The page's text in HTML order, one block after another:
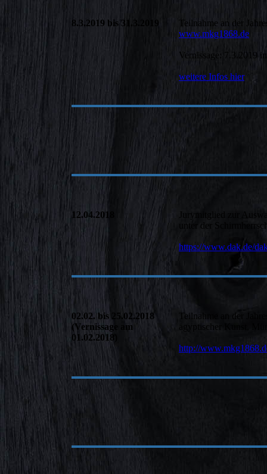
8.3.2019 bis 31.3.2019
Teilnahme an der
www.mkg1868.de
Vernissage: 7.3.2019
weitere Infos hier
12.04.2018
unter der
https://www.dak.de/
02.02. bis 25.02.2018
(Vernissage am
01.02.2018)
Teilnahme an der
ägyptischer Kunst,
http://